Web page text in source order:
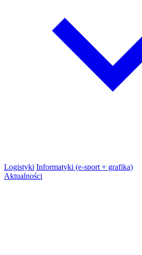
Logistyki Informatyki (e-sport + grafika)
Aktualności